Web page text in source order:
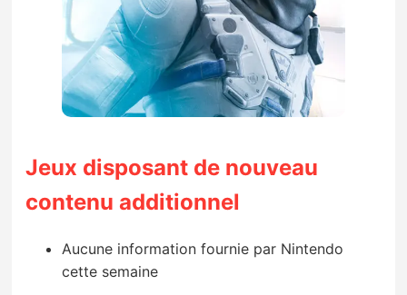
Jeux disposant de nouveau
contenu additionnel
Aucune information fournie par Nintendo
cette semaine